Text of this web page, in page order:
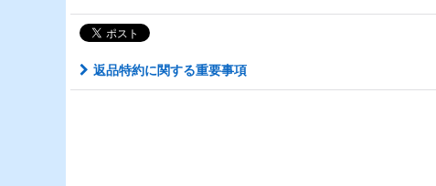
返品特約に関する重要事項